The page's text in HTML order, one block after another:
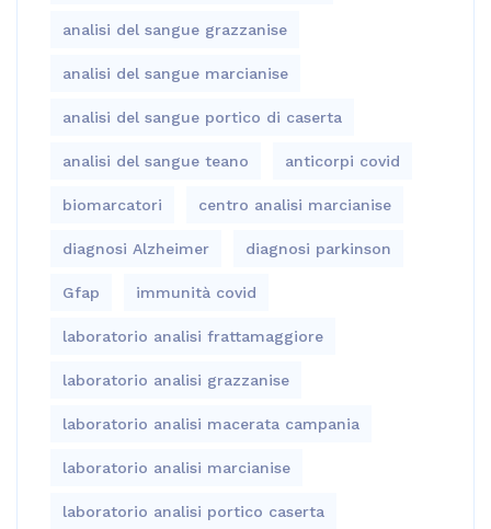
analisi del sangue grazzanise
analisi del sangue marcianise
analisi del sangue portico di caserta
analisi del sangue teano anticorpi covid
biomarcatori centro analisi marcianise
diagnosi Alzheimer diagnosi parkinson
Gfap immunità covid
laboratorio analisi frattamaggiore
laboratorio analisi grazzanise
laboratorio analisi macerata campania
laboratorio analisi marcianise
laboratorio analisi portico caserta